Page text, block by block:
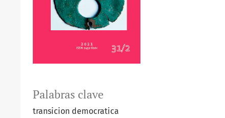
Palabras clave
transicion democratica